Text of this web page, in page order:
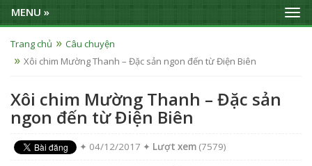
MENU »
Trang chủ
Câu chuyện
Xôi chim Mường Thanh – Đặc sản ngon đến từ Điện Biên
Xôi chim Mường Thanh – Đặc sản
ngon đến từ Điện Biên
✦ 04/12/2017 ✦ Lượt xem (7579)